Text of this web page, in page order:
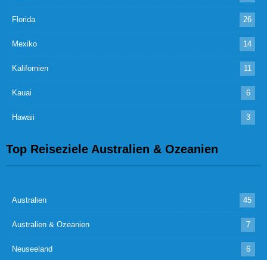
Florida 26
Mexiko 14
Kalifornien 11
Kauai 6
Hawaii 3
Top Reiseziele Australien & Ozeanien
Australien 45
Australien & Ozeanien 7
Neuseeland 6